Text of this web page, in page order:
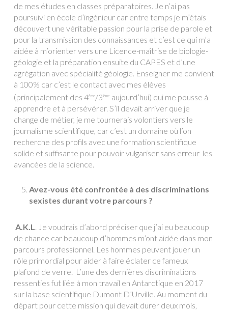
de mes études en classes préparatoires. Je n’ai pas
poursuivi en école d’ingénieur car entre temps je m’étais
découvert une véritable passion pour la prise de parole et
pour la transmission des connaissances et c’est ce qui m’a
aidée à m’orienter vers une Licence-maîtrise de biologie-
géologie et la préparation ensuite du CAPES et d’une
agrégation avec spécialité géologie. Enseigner me convient
à 100% car c’est le contact avec mes élèves
(principalement des 4ème/3ièmeaujourd’hui) qui me pousse à
apprendre et à persévérer. S’il devait arriver que je
change de métier, je me tournerais volontiers vers le
journalisme scientifique, car c’est un domaine où l’on
recherche des profils avec une formation scientifique
solide et suffisante pour pouvoir vulgariser sans erreur les
avancées de la science.
Avez-vous été confrontée à des discriminations
sexistes durant votre parcours ?
A.K.L. Je voudrais d’abord préciser que j’ai eu beaucoup
de chance car beaucoup d’hommes m’ont aidée dans mon
parcours professionnel. Les hommes peuvent jouer un
rôle primordial pour aider à faire éclater ce fameux
plafond de verre. L’une des dernières discriminations
ressenties fut liée à mon travail en Antarctique en 2017
sur la base scientifique Dumont D’Urville. Au moment du
départ pour cette mission qui devait durer deux mois,